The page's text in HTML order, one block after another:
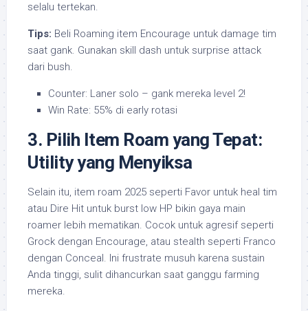
selalu tertekan.
Tips: Beli Roaming item Encourage untuk damage tim
saat gank. Gunakan skill dash untuk surprise attack
dari bush.
Counter: Laner solo – gank mereka level 2!
Win Rate: 55% di early rotasi
3. Pilih Item Roam yang Tepat:
Utility yang Menyiksa
Selain itu, item roam 2025 seperti Favor untuk heal tim
atau Dire Hit untuk burst low HP bikin gaya main
roamer lebih mematikan. Cocok untuk agresif seperti
Grock dengan Encourage, atau stealth seperti Franco
dengan Conceal. Ini frustrate musuh karena sustain
Anda tinggi, sulit dihancurkan saat ganggu farming
mereka.